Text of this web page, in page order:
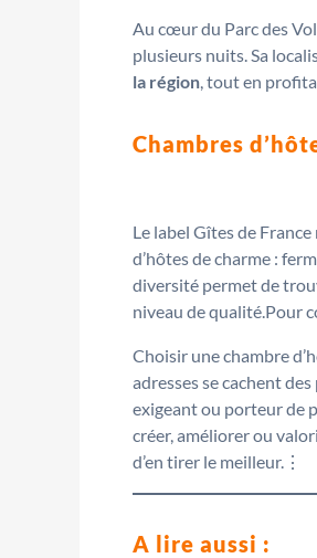
Au cœur du Parc des
plusieurs nuits. Sa
la région, tout en
Chambres
Le label Gîtes de
d’hôtes de charme :
diversité permet de
niveau de qualité.Pour
Choisir une chambre
adresses se cachent
exigeant ou porteur de
créer, améliorer ou
d’en tirer le meilleur.⋮
A lire aussi :